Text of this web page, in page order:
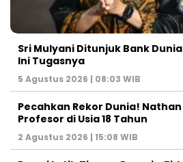
Sri Mulyani Ditunjuk Bank
Ini Tugasnya
5 Agustus 2026 | 08:03 WIB
Pecahkan Rekor Dunia!
Profesor di Usia 18 Tahun
2 Agustus 2026 | 15:08 WIB